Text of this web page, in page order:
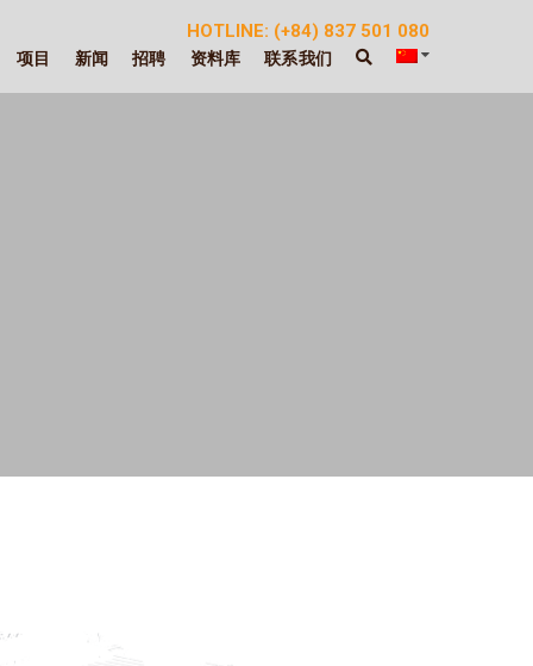
HOTLINE: (+84) 837 501 080
项目 新闻 招聘 资料库 联系我们